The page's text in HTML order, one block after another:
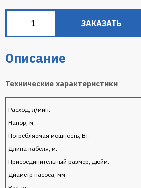
ЗАКАЗАТЬ
Описание
Технические характеристики
Pасход, л/мин.
Hапор, м.
Потребляемая мощность, Вт.
Длина кабеля, м.
Присоединительный размер, дюйм.
Диаметр насоса, мм.